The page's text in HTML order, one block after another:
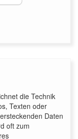
die Technik
Texten oder
Daten
oft zum